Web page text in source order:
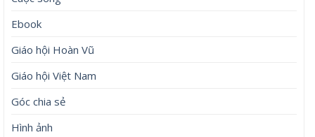
Ebook
Giáo hội Hoàn Vũ
Giáo hội Việt Nam
Góc chia sẻ
Hình ảnh